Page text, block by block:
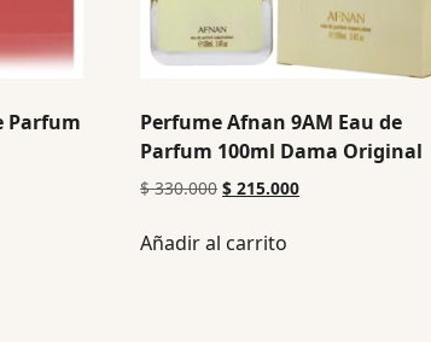
Parfum
Perfume Afnan 9AM Eau de
Parfum 100ml Dama Original
$330.000 $ 215.000
Añadir al carrito